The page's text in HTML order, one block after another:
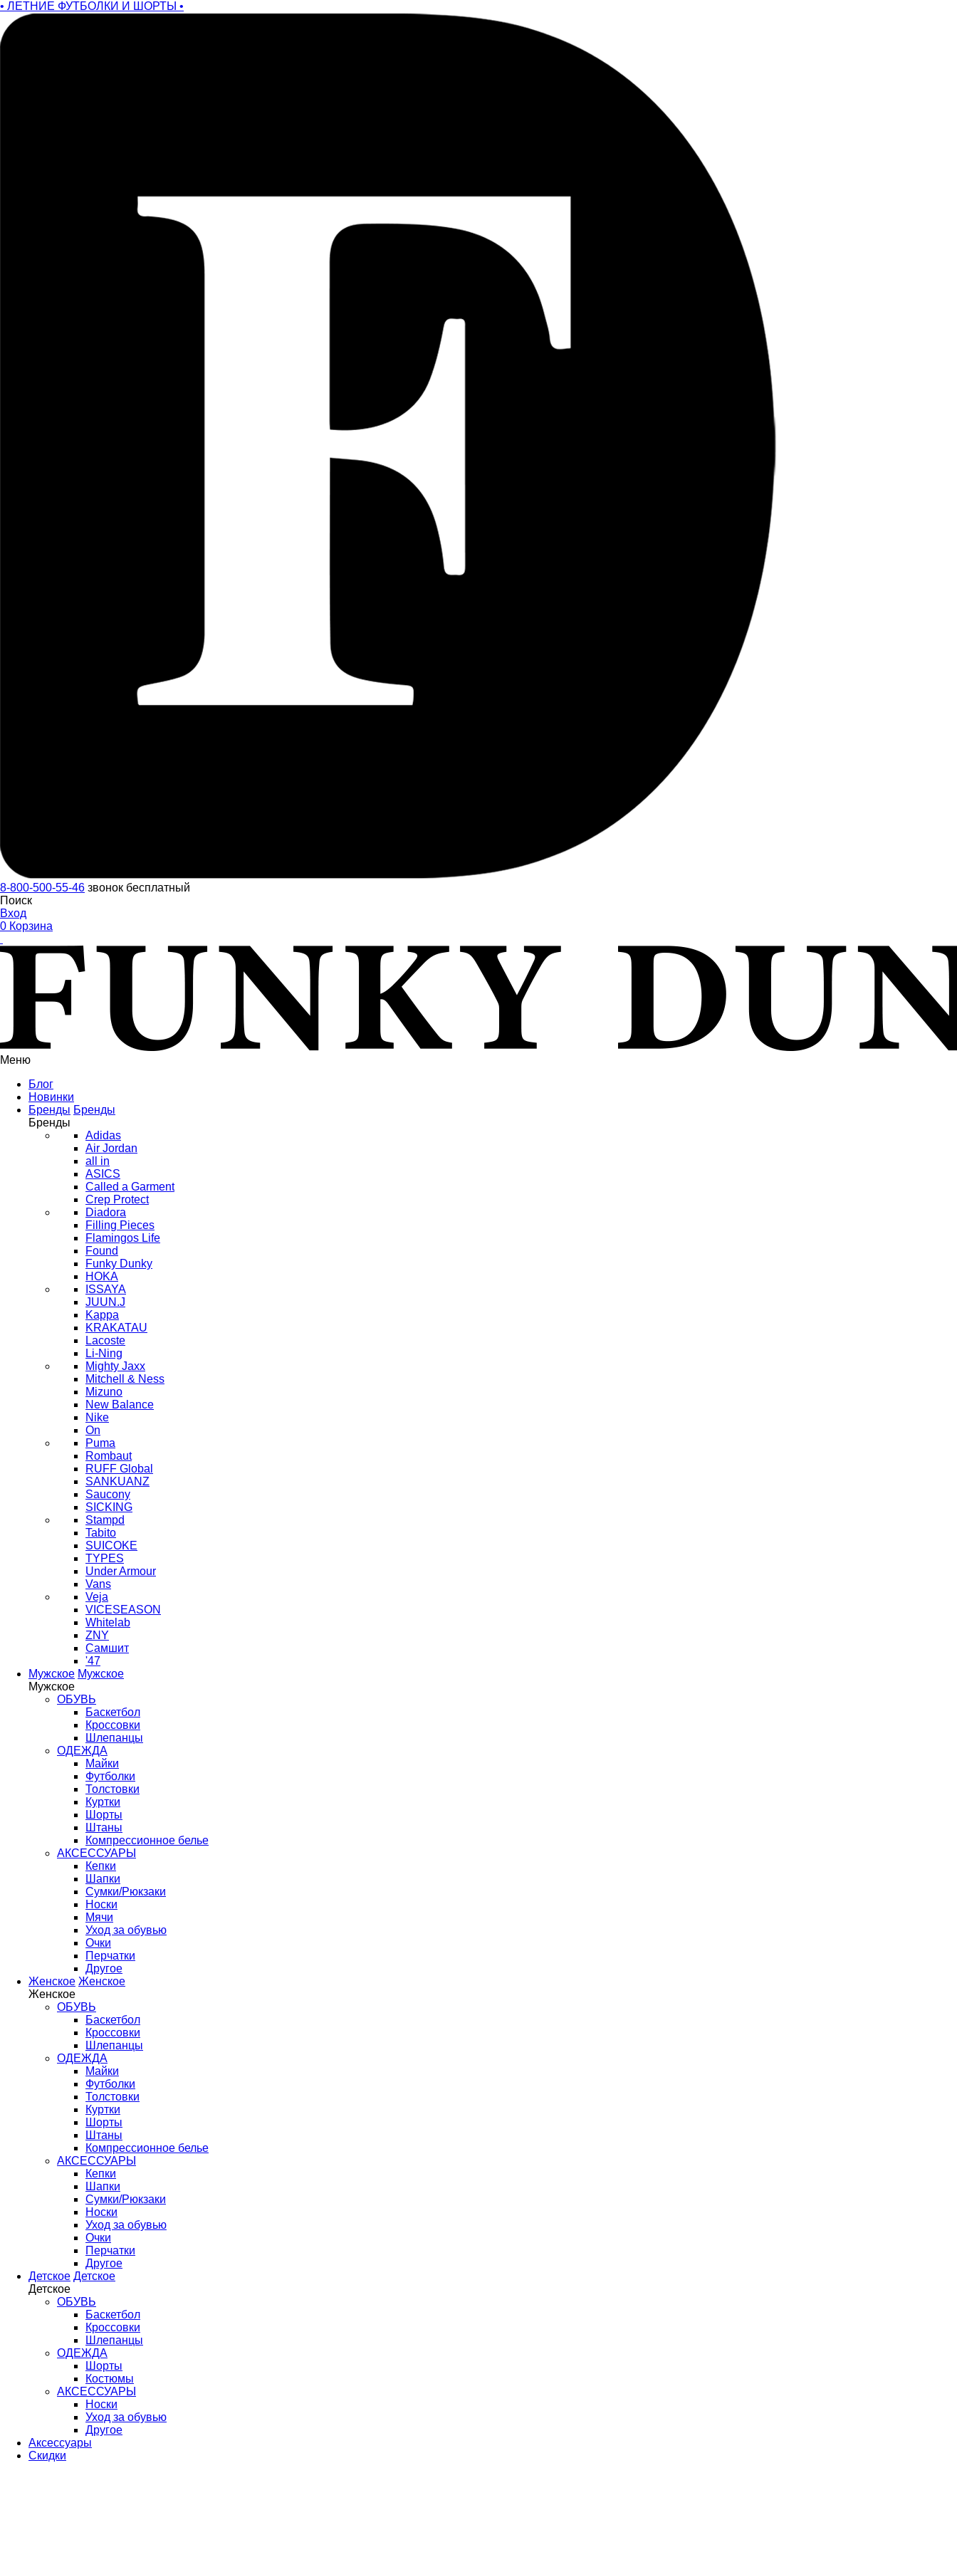
• ЛЕТНИЕ ФУТБОЛКИ И ШОРТЫ •
8-800-500-55-46 звонок бесплатный
Поиск
Вход
0 Корзина
Меню
Блог
Новинки
Бренды Бренды
Бренды
Adidas
Air Jordan
all in
ASICS
Called a Garment
Crep Protect
Diadora
Filling Pieces
Flamingos Life
Found
Funky Dunky
HOKA
ISSAYA
JUUN.J
Kappa
KRAKATAU
Lacoste
Li-Ning
Mighty Jaxx
Mitchell & Ness
Mizuno
New Balance
Nike
On
Puma
Rombaut
RUFF Global
SANKUANZ
Saucony
SICKING
Stampd
Tabito
SUICOKE
TYPES
Under Armour
Vans
Veja
VICESEASON
Whitelab
ZNY
Самшит
'47
Мужское Мужское
Мужское
ОБУВЬ
Баскетбол
Кроссовки
Шлепанцы
ОДЕЖДА
Майки
Футболки
Толстовки
Куртки
Шорты
Штаны
Компрессионное белье
АКСЕССУАРЫ
Кепки
Шапки
Сумки/Рюкзаки
Носки
Мячи
Уход за обувью
Очки
Перчатки
Другое
Женское Женское
Женское
ОБУВЬ
Баскетбол
Кроссовки
Шлепанцы
ОДЕЖДА
Майки
Футболки
Толстовки
Куртки
Шорты
Штаны
Компрессионное белье
АКСЕССУАРЫ
Кепки
Шапки
Сумки/Рюкзаки
Носки
Уход за обувью
Очки
Перчатки
Другое
Детское Детское
Детское
ОБУВЬ
Баскетбол
Кроссовки
Шлепанцы
ОДЕЖДА
Шорты
Костюмы
АКСЕССУАРЫ
Носки
Уход за обувью
Другое
Аксессуары
Скидки